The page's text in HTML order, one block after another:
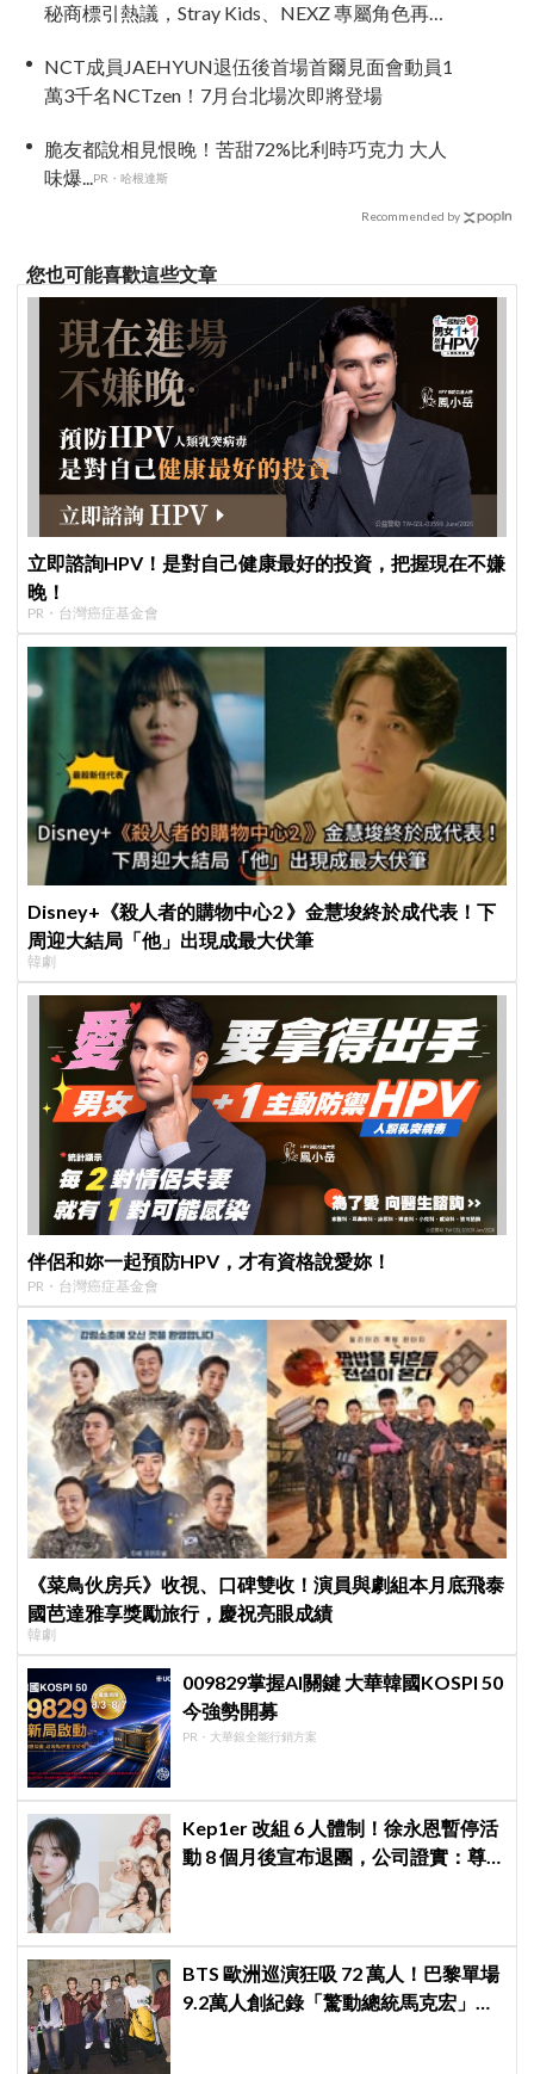
秘商標引熱議，Stray Kids、NEXZ 專屬角色再進
NCT成員JAEHYUN退伍後首場首爾見面會動員1
萬3千名NCTzen！7月台北場次即將登場
脆友都說相見恨晚！苦甜72%比利時巧克力 大人
味爆...PR・哈根達斯
Recommended by
您也可能喜歡這些文章
立即諮詢HPV！是對自己健康最好的投資，把握現在不嫌
晚！
PR・台灣癌症基金會
Disney+《殺人者的購物中心2 》金慧埈終於成代表！下
周迎大結局「他」出現成最大伏筆
韓劇
伴侶和妳一起預防HPV，才有資格說愛妳！
PR・台灣癌症基金會
《菜鳥伙房兵》收視、口碑雙收！演員與劇組本月底飛泰
國芭達雅享獎勵旅行，慶祝亮眼成績
韓劇
009829掌握AI關鍵 大華韓國KOSPI 50
今強勢開募
PR・大華銀全能行銷方案
Kep1er 改組 6 人體制！徐永恩暫停活
動 8 個月後宣布退團，公司證實：尊
BTS 歐洲巡演狂吸 72 萬人！巴黎單場
9.2萬人創紀錄「驚動總統馬克宏」下